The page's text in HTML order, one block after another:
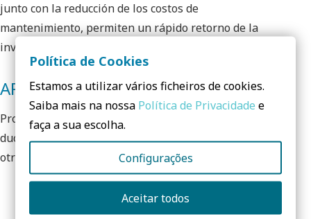
junto con la reducción de los costos de
mantenimiento, permiten un rápido retorno de la
inversión.
APLICACIONES
Producimos sombrillas, toldos, tumbonas, sillas,
duchas y platos de ducha; cintas de correr, entre
otros.
Política de Cookies
Estamos a utilizar vários ficheiros de cookies.
Saiba mais na nossa Política de Privacidade e
faça a sua escolha.
Configurações
Aceitar todos